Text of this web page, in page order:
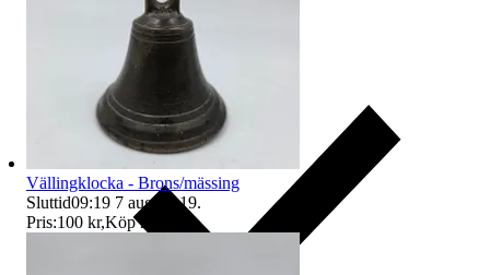
Vällingklocka - Brons/mässing
Sluttid09:19 7 aug 09:19.
Pris:100 kr,Köp nu